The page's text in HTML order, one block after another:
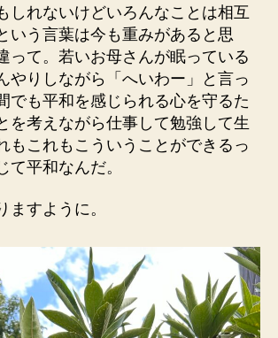
しれないけどいろんなことは相互
いう言葉は今も重みがあると思
って。若いお母さんが眠っている
やりしながら「へいわー」と言っ
でも平和を感じられる心を守るた
を考えながら仕事して勉強して生
もこれもこういうことができるっ
て平和なんだ。
ますように。